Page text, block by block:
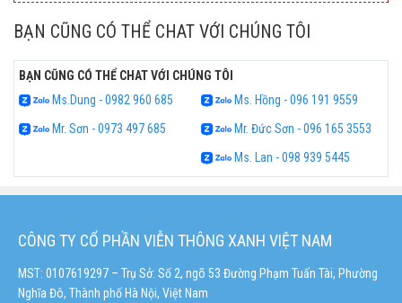
BẠN CŨNG CÓ THỂ CHAT VỚI CHÚNG TÔI
BẠN CŨNG CÓ THỂ CHAT VỚI CHÚNG TÔI
Ms.Dung - 0982 960 685
Ms. Hồng - 096 191 9559
Mr. Sơn - 0973 497 685
Mr. Đức Sơn - 096 165 3553
Ms. Lan - 098 939 5445
CÔNG TY CỔ PHẦN VIỄN THÔNG XANH VIỆT NAM
MST: 0107619297 – Trụ Sở: Số 2, ngõ 53 Đường Phạm Tuấn Tài, Phường
Nghĩa Đô, Thành phố Hà Nội, Việt Nam